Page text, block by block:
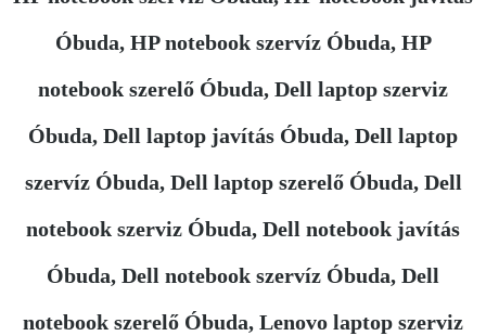
Óbuda, HP notebook szervíz Óbuda, HP
notebook szerelő Óbuda, Dell laptop szerviz
Óbuda, Dell laptop javítás Óbuda, Dell laptop
szervíz Óbuda, Dell laptop szerelő Óbuda, Dell
notebook szerviz Óbuda, Dell notebook javítás
Óbuda, Dell notebook szervíz Óbuda, Dell
notebook szerelő Óbuda, Lenovo laptop szerviz